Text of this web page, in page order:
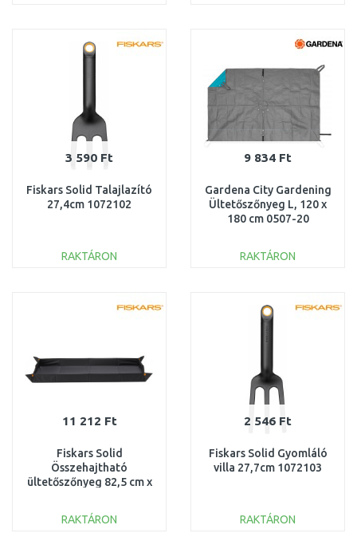
Összehasonlítás Összehasonlítás
3 590 Ft
Fiskars Solid Talajlazító
27,4cm 1072102
RAKTÁRON
Összehasonlítás
9 834 Ft
Gardena City Gardening
Ültetőszőnyeg L, 120 x
180 cm 0507-20
RAKTÁRON
Összehasonlítás
11 212 Ft
Fiskars Solid
Összehajtható
ültetőszőnyeg 82,5 cm x
RAKTÁRON
2 546 Ft
Fiskars Solid Gyomláló
villa 27,7cm 1072103
RAKTÁRON